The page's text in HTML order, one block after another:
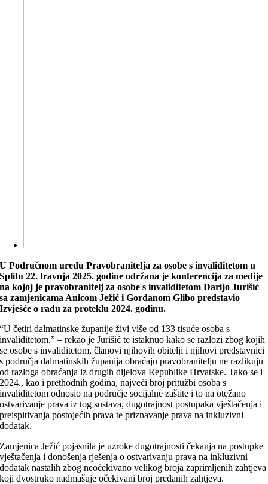
U Područnom uredu Pravobranitelja za osobe s invaliditetom u
Splitu 22. travnja 2025. godine održana je konferencija za medije
na kojoj je pravobranitelj za osobe s invaliditetom Darijo Jurišić
sa zamjenicama Anicom Ježić i Gordanom Glibo predstavio
Izvješće o radu za proteklu 2024. godinu.
“U četiri dalmatinske županije živi više od 133 tisuće osoba s
invaliditetom.” – rekao je Jurišić te istaknuo kako se razlozi zbog kojih
se osobe s invaliditetom, članovi njihovih obitelji i njihovi predstavnici
s područja dalmatinskih županija obraćaju pravobranitelju ne razlikuju
od razloga obraćanja iz drugih dijelova Republike Hrvatske. Tako se i
2024., kao i prethodnih godina, najveći broj pritužbi osoba s
invaliditetom odnosio na područje socijalne zaštite i to na otežano
ostvarivanje prava iz tog sustava, dugotrajnost postupaka vještačenja i
preispitivanja postojećih prava te priznavanje prava na inkluzivni
dodatak.
Zamjenica Ježić pojasnila je uzroke dugotrajnosti čekanja na postupke
vještačenja i donošenja rješenja o ostvarivanju prava na inkluzivni
dodatak nastalih zbog neočekivano velikog broja zaprimljenih zahtjeva
koji dvostruko nadmašuje očekivani broj predanih zahtjeva.